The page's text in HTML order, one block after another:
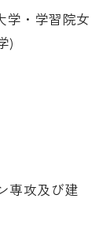
学・学習院女
)
専攻及び建